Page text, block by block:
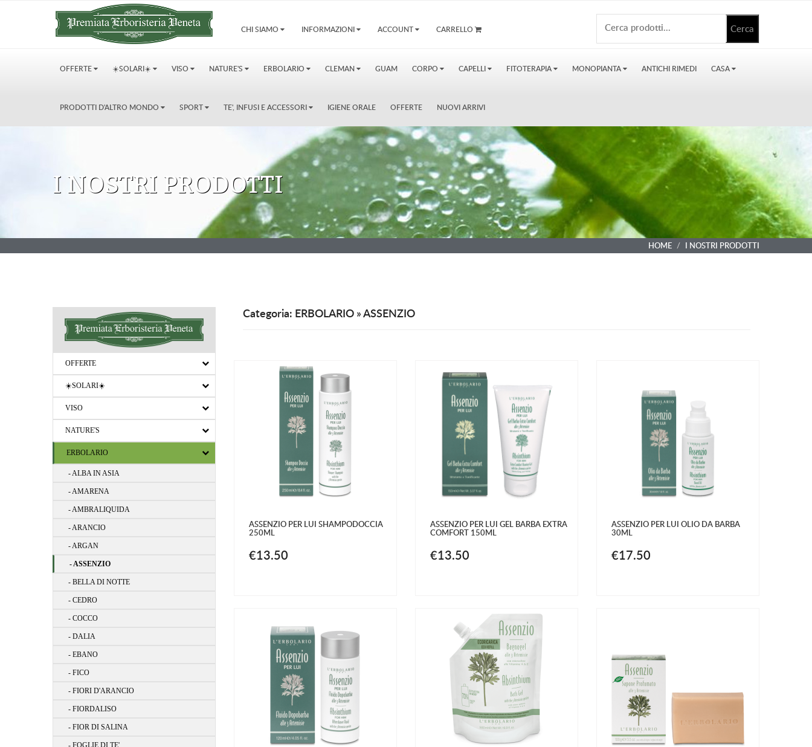
CHI SIAMO INFORMAZIONI ACCOUNT CARRELLO
OFFERTE ☀️SOLARI☀️ VISO NATURE'S ERBOLARIO CLEMAN GUAM CORPO CAPELLI FITOTERAPIA MONOPIANTA ANTICHI RIMEDI CASA
PRODOTTI D'ALTRO MONDO SPORT TE', INFUSI E ACCESSORI IGIENE ORALE OFFERTE NUOVI ARRIVI
I NOSTRI PRODOTTI
HOME I NOSTRI PRODOTTI
OFFERTE
☀️SOLARI☀️
VISO
NATURE'S
ERBOLARIO
- ALBA IN ASIA
- AMARENA
- AMBRALIQUIDA
- ARANCIO
- ARGAN
- ASSENZIO
- BELLA DI NOTTE
- CEDRO
- COCCO
- DALIA
- EBANO
- FICO
- FIORI D'ARANCIO
- FIORDALISO
- FIOR DI SALINA
Categoria: ERBOLARIO » ASSENZIO
ASSENZIO PER LUI SHAMPODOCCIA
250ML
€13.50
ASSENZIO PER LUI GEL BARBA EXTRA
COMFORT 150ML
€13.50
ASSENZIO PER LUI OLIO DA BARBA
30ML
€17.50